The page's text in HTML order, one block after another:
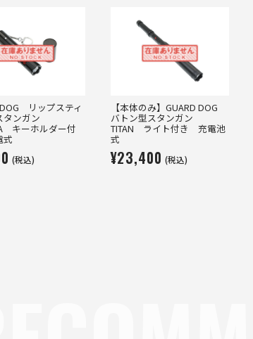
リップスティ
タンガン
キーホルダー付
(税込)
【本体のみ】GUARD DOG
バトン型スタンガン
TITAN ライト付き 充電池
式
¥23,400 (税込)